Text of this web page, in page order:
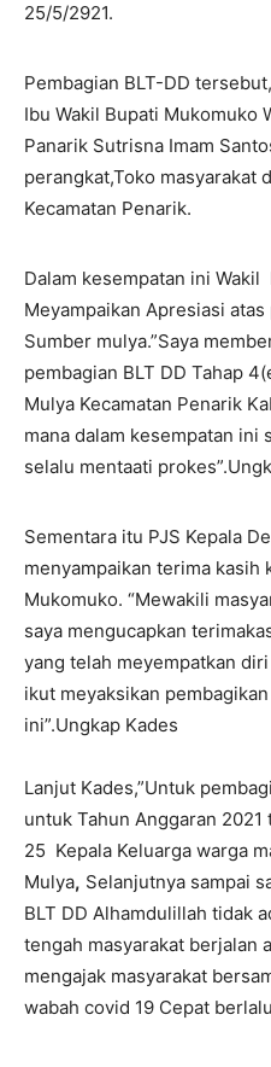
25/5/2921.
Pembagian BLT-DD
Ibu Wakil Bupati Mukomuko
Panarik Sutrisna Imam
perangkat,Toko masyarakat
Kecamatan Penarik.
Dalam kesempatan ini
Meyampaikan Apresiasi
Sumber mulya.”Saya
pembagian BLT DD Tahap
Mulya Kecamatan Penarik
mana dalam kesempatan ini
selalu mentaati
Sementara itu PJS Kepala
menyampaikan terima kasih
Mukomuko. “Mewakili
saya mengucapkan
yang telah meyempatkan
ikut meyaksikan
ini”.Ungkap Kades
Lanjut Kades,”Untuk
untuk Tahun Anggaran
25 Kepala Keluarga warga
Mulya, Selanjutnya sampai
BLT DD Alhamdulillah tidak
tengah masyarakat berjalan
mengajak masyarakat
wabah covid 19 Cepat